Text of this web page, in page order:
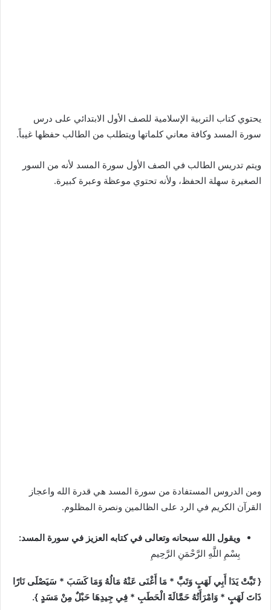
يحتوي كتاب التربية الإسلامية للصف الأول الابتدائي على درس
سورة المسد وكافة معاني كلماتها ويتطلب من الطالب حفظها غيباً.
ويتم تدريس الطالب في الصف الأول سورة المسد لأنه من السور
الصغيرة سهلة الحفظ، ولأنه تحتوي موعظة وعبرة كبيرة.
ومن الدروس المستفادة من سورة المسد هي قدرة الله واعجاز
القرآن الكريم في الرد على الظالمين ونصرة المظلوم.
ويقول الله سبحانه وتعالى في كتابه العزيز في سورة المسد:
بِسْمِ اللَّهِ الرَّحْمَنِ الرَّحِيمِ
{ تَبَّتْ يَدَا أَبِي لَهَبٍ وَتَبَّ * مَا أَغْنَى عَنْهُ مَالُهُ وَمَا كَسَبَ * سَيَصْلَى نَارًا
ذَاتَ لَهَبٍ * وَامْرَأَتُهُ حَمَّالَةَ الْحَطَبِ * فِي جِيدِهَا حَبْلٌ مِنْ مَسَدٍ }.